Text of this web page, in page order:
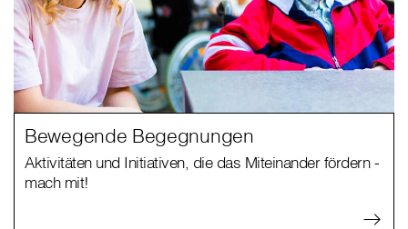
Bewegende Begegnungen
Aktivitäten und Initiativen, die das Miteinander fördern -
mach mit!